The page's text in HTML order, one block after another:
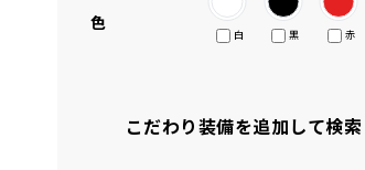
色
白 黒 赤
こだわり装備を追加して検索